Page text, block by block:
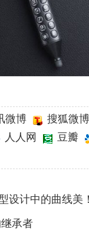
微博
搜狐微博
人人网
豆瓣
设计中的曲线美
承者